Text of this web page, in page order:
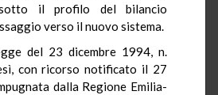
il profilo del bilancio
verso il nuovo sistema.
del 23 dicembre 1994, n.
con ricorso notificato il 27
dalla Regione Emilia-